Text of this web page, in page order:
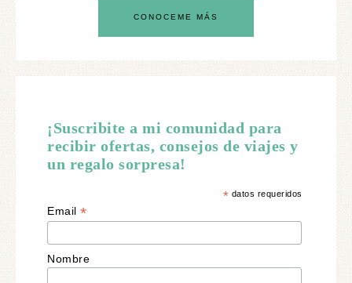
CONOCEME MÁS
¡Suscribite a mi comunidad para
recibir ofertas, consejos de viajes y
un regalo sorpresa!
* datos requeridos
Email*
Nombre